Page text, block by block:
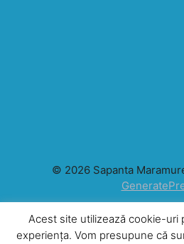
© 2026 Sapanta
Acest site utilizează cookie-uri
experiența. Vom presupune că